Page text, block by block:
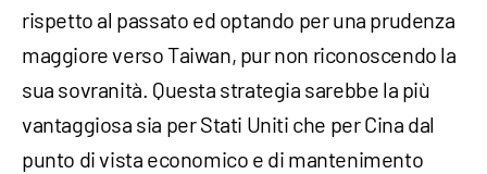
rispetto al passato ed optando per una prudenza
maggiore verso Taiwan, pur non riconoscendo la
sua sovranità. Questa strategia sarebbe la più
vantaggiosa sia per Stati Uniti che per Cina dal
punto di vista economico e di mantenimento